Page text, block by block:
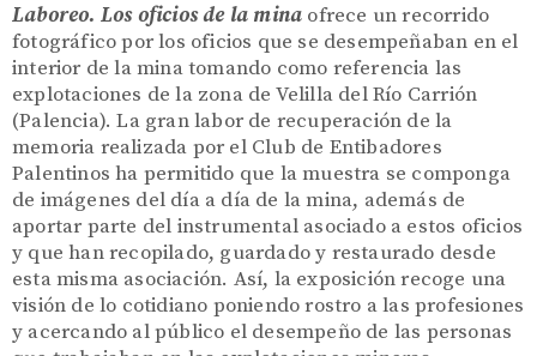
Laboreo. Los oficios de la mina ofrece un recorrido
fotográfico por los oficios que se desempeñaban en el
interior de la mina tomando como referencia las
explotaciones de la zona de Velilla del Río Carrión
(Palencia). La gran labor de recuperación de la
memoria realizada por el Club de Entibadores
Palentinos ha permitido que la muestra se componga
de imágenes del día a día de la mina, además de
aportar parte del instrumental asociado a estos oficios
y que han recopilado, guardado y restaurado desde
esta misma asociación. Así, la exposición recoge una
visión de lo cotidiano poniendo rostro a las profesiones
y acercando al público el desempeño de las personas